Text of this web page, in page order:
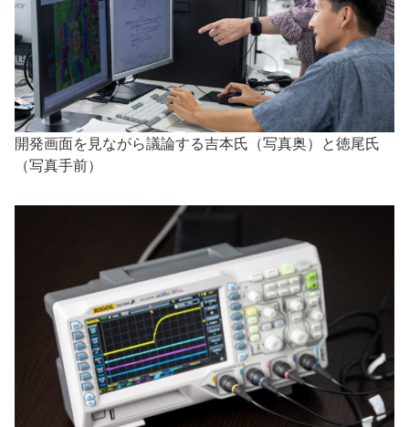
開発画面を見ながら議論する吉本氏（写真奥）と徳尾氏
（写真手前）